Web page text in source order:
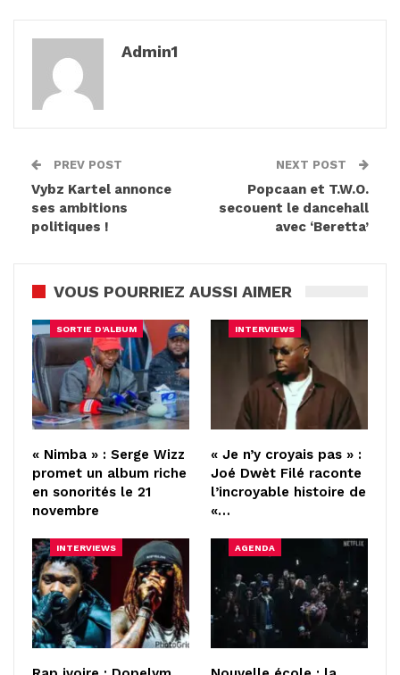
Admin1
PREV POST
Vybz Kartel annonce
ses ambitions
politiques !
NEXT POST
Popcaan et T.W.O.
secouent le dancehall
avec ‘Beretta’
VOUS POURRIEZ AUSSI AIMER
SORTIE D'ALBUM
« Nimba » : Serge Wizz
promet un album riche
en sonorités le 21
novembre
INTERVIEWS
« Je n’y croyais pas » :
Joé Dwèt Filé raconte
l’incroyable histoire de
«…
INTERVIEWS AGENDA